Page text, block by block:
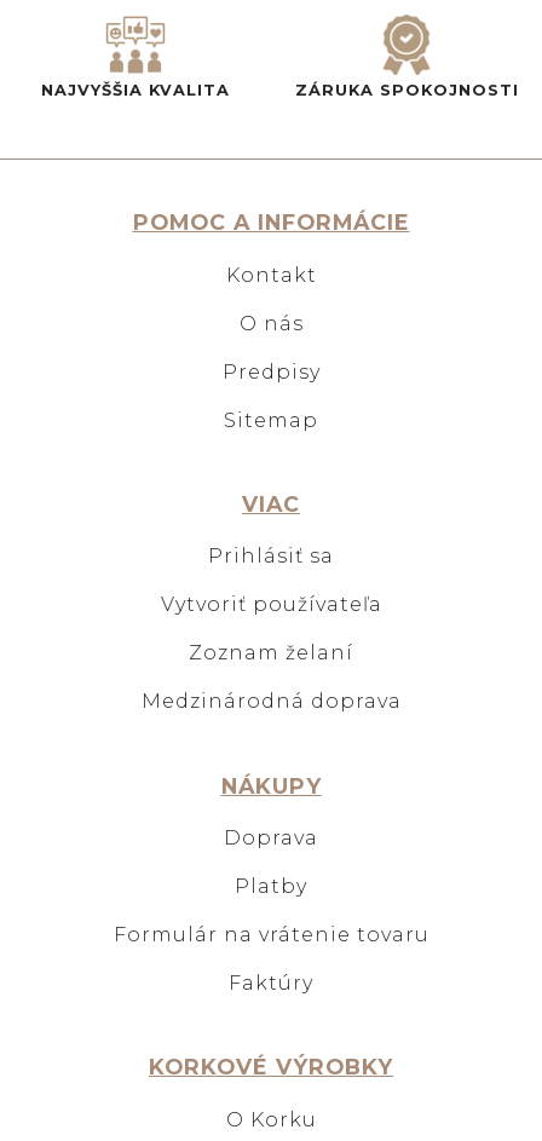
NAJVYŠŠIA KVALITA ZÁRUKA SPOKOJNOSTI
POMOC A INFORMÁCIE
Kontakt
O nás
Predpisy
Sitemap
VIAC
Prihlásiť sa
Vytvoriť používateľa
Zoznam želaní
Medzinárodná doprava
NÁKUPY
Doprava
Platby
Formulár na vrátenie tovaru
Faktúry
KORKOVÉ VÝROBKY
O Korku